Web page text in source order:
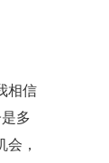
相信
多
，